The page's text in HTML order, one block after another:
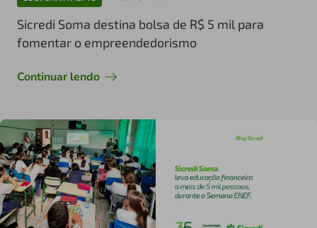
Sicredi Soma destina bolsa de R$ 5 mil para
fomentar o empreendedorismo
Continuar lendo